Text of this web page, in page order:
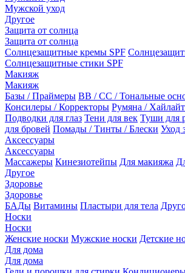
Мужской уход
Другое
Защита от солнца
Защита от солнца
Солнцезащитные кремы SPF
Солнцезащитные стики SPF
Макияж
Макияж
Базы / Праймеры BB / CC / Тональные
Консилеры / Корректоры Румяна /
Подводки для глаз Тени для век Туши для
для бровей Помады / Тинты / Блески Уход
Аксессуары
Аксессуары
Массажеры Кинезиотейпы Для макияжа
Другое
Здоровье
Здоровье
БАДы Витамины Пластыри для тела
Носки
Носки
Женские носки Мужские носки Детские
Для дома
Для дома